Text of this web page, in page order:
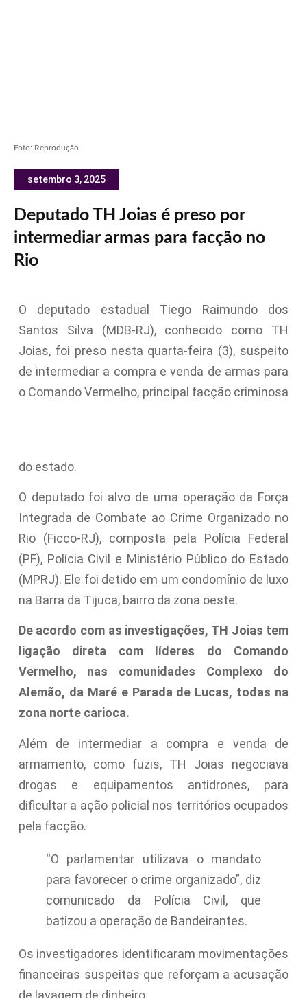
Foto: Reprodução
setembro 3, 2025
Deputado TH Joias é preso por
intermediar armas para facção no
Rio
O deputado estadual Tiego Raimundo dos
Santos Silva (MDB-RJ), conhecido como TH
Joias, foi preso nesta quarta-feira (3), suspeito
de intermediar a compra e venda de armas para
o Comando Vermelho, principal facção criminosa
do estado.
O deputado foi alvo de uma operação da Força
Integrada de Combate ao Crime Organizado no
Rio (Ficco-RJ), composta pela Polícia Federal
(PF), Polícia Civil e Ministério Público do Estado
(MPRJ). Ele foi detido em um condomínio de luxo
na Barra da Tijuca, bairro da zona oeste.
De acordo com as investigações, TH Joias tem
ligação direta com líderes do Comando
Vermelho, nas comunidades Complexo do
Alemão, da Maré e Parada de Lucas, todas na
zona norte carioca.
Além de intermediar a compra e venda de
armamento, como fuzis, TH Joias negociava
drogas e equipamentos antidrones, para
dificultar a ação policial nos territórios ocupados
pela facção.
“O parlamentar utilizava o mandato
para favorecer o crime organizado”, diz
comunicado da Polícia Civil, que
batizou a operação de Bandeirantes.
Os investigadores identificaram movimentações
financeiras suspeitas que reforçam a acusação
de lavagem de dinheiro.